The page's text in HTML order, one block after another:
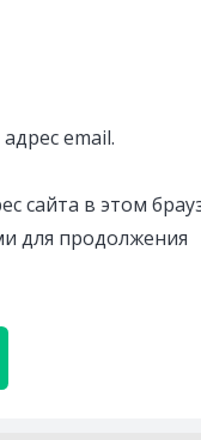
email.
сайта в этом
для продолжения